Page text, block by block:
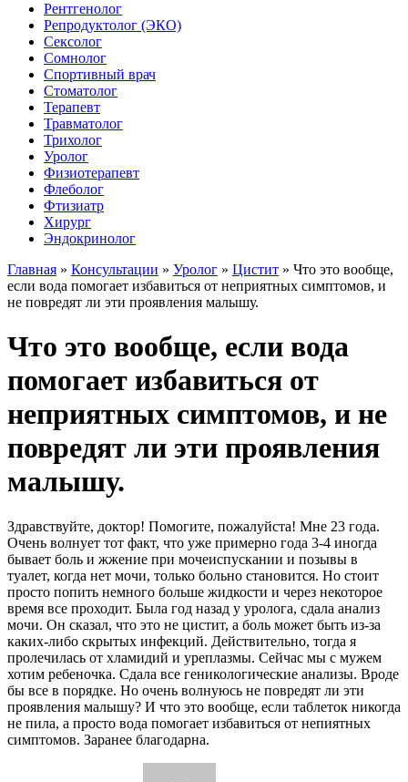
Рентгенолог
Репродуктолог (ЭКО)
Сексолог
Сомнолог
Спортивный врач
Стоматолог
Терапевт
Травматолог
Трихолог
Уролог
Физиотерапевт
Флеболог
Фтизиатр
Хирург
Эндокринолог
Главная » Консультации » Уролог » Цистит » Что это вообще,
если вода помогает избавиться от неприятных симптомов, и
не повредят ли эти проявления малышу.
Что это вообще, если вода
помогает избавиться от
неприятных симптомов, и не
повредят ли эти проявления
малышу.
Здравствуйте, доктор! Помогите, пожалуйста! Мне 23 года.
Очень волнует тот факт, что уже примерно года 3-4 иногда
бывает боль и жжение при мочеиспускании и позывы в
туалет, когда нет мочи, только больно становится. Но стоит
просто попить немного больше жидкости и через некоторое
время все проходит. Была год назад у уролога, сдала анализ
мочи. Он сказал, что это не цистит, а боль может быть из-за
каких-либо скрытых инфекций. Действительно, тогда я
пролечилась от хламидий и уреплазмы. Сейчас мы с мужем
хотим ребеночка. Сдала все геникологические анализы. Вроде
бы все в порядке. Но очень волнуюсь не повредят ли эти
проявления малышу? И что это вообще, если таблеток никогда
не пила, а просто вода помогает избавиться от непиятных
симптомов. Заранее благодарна.